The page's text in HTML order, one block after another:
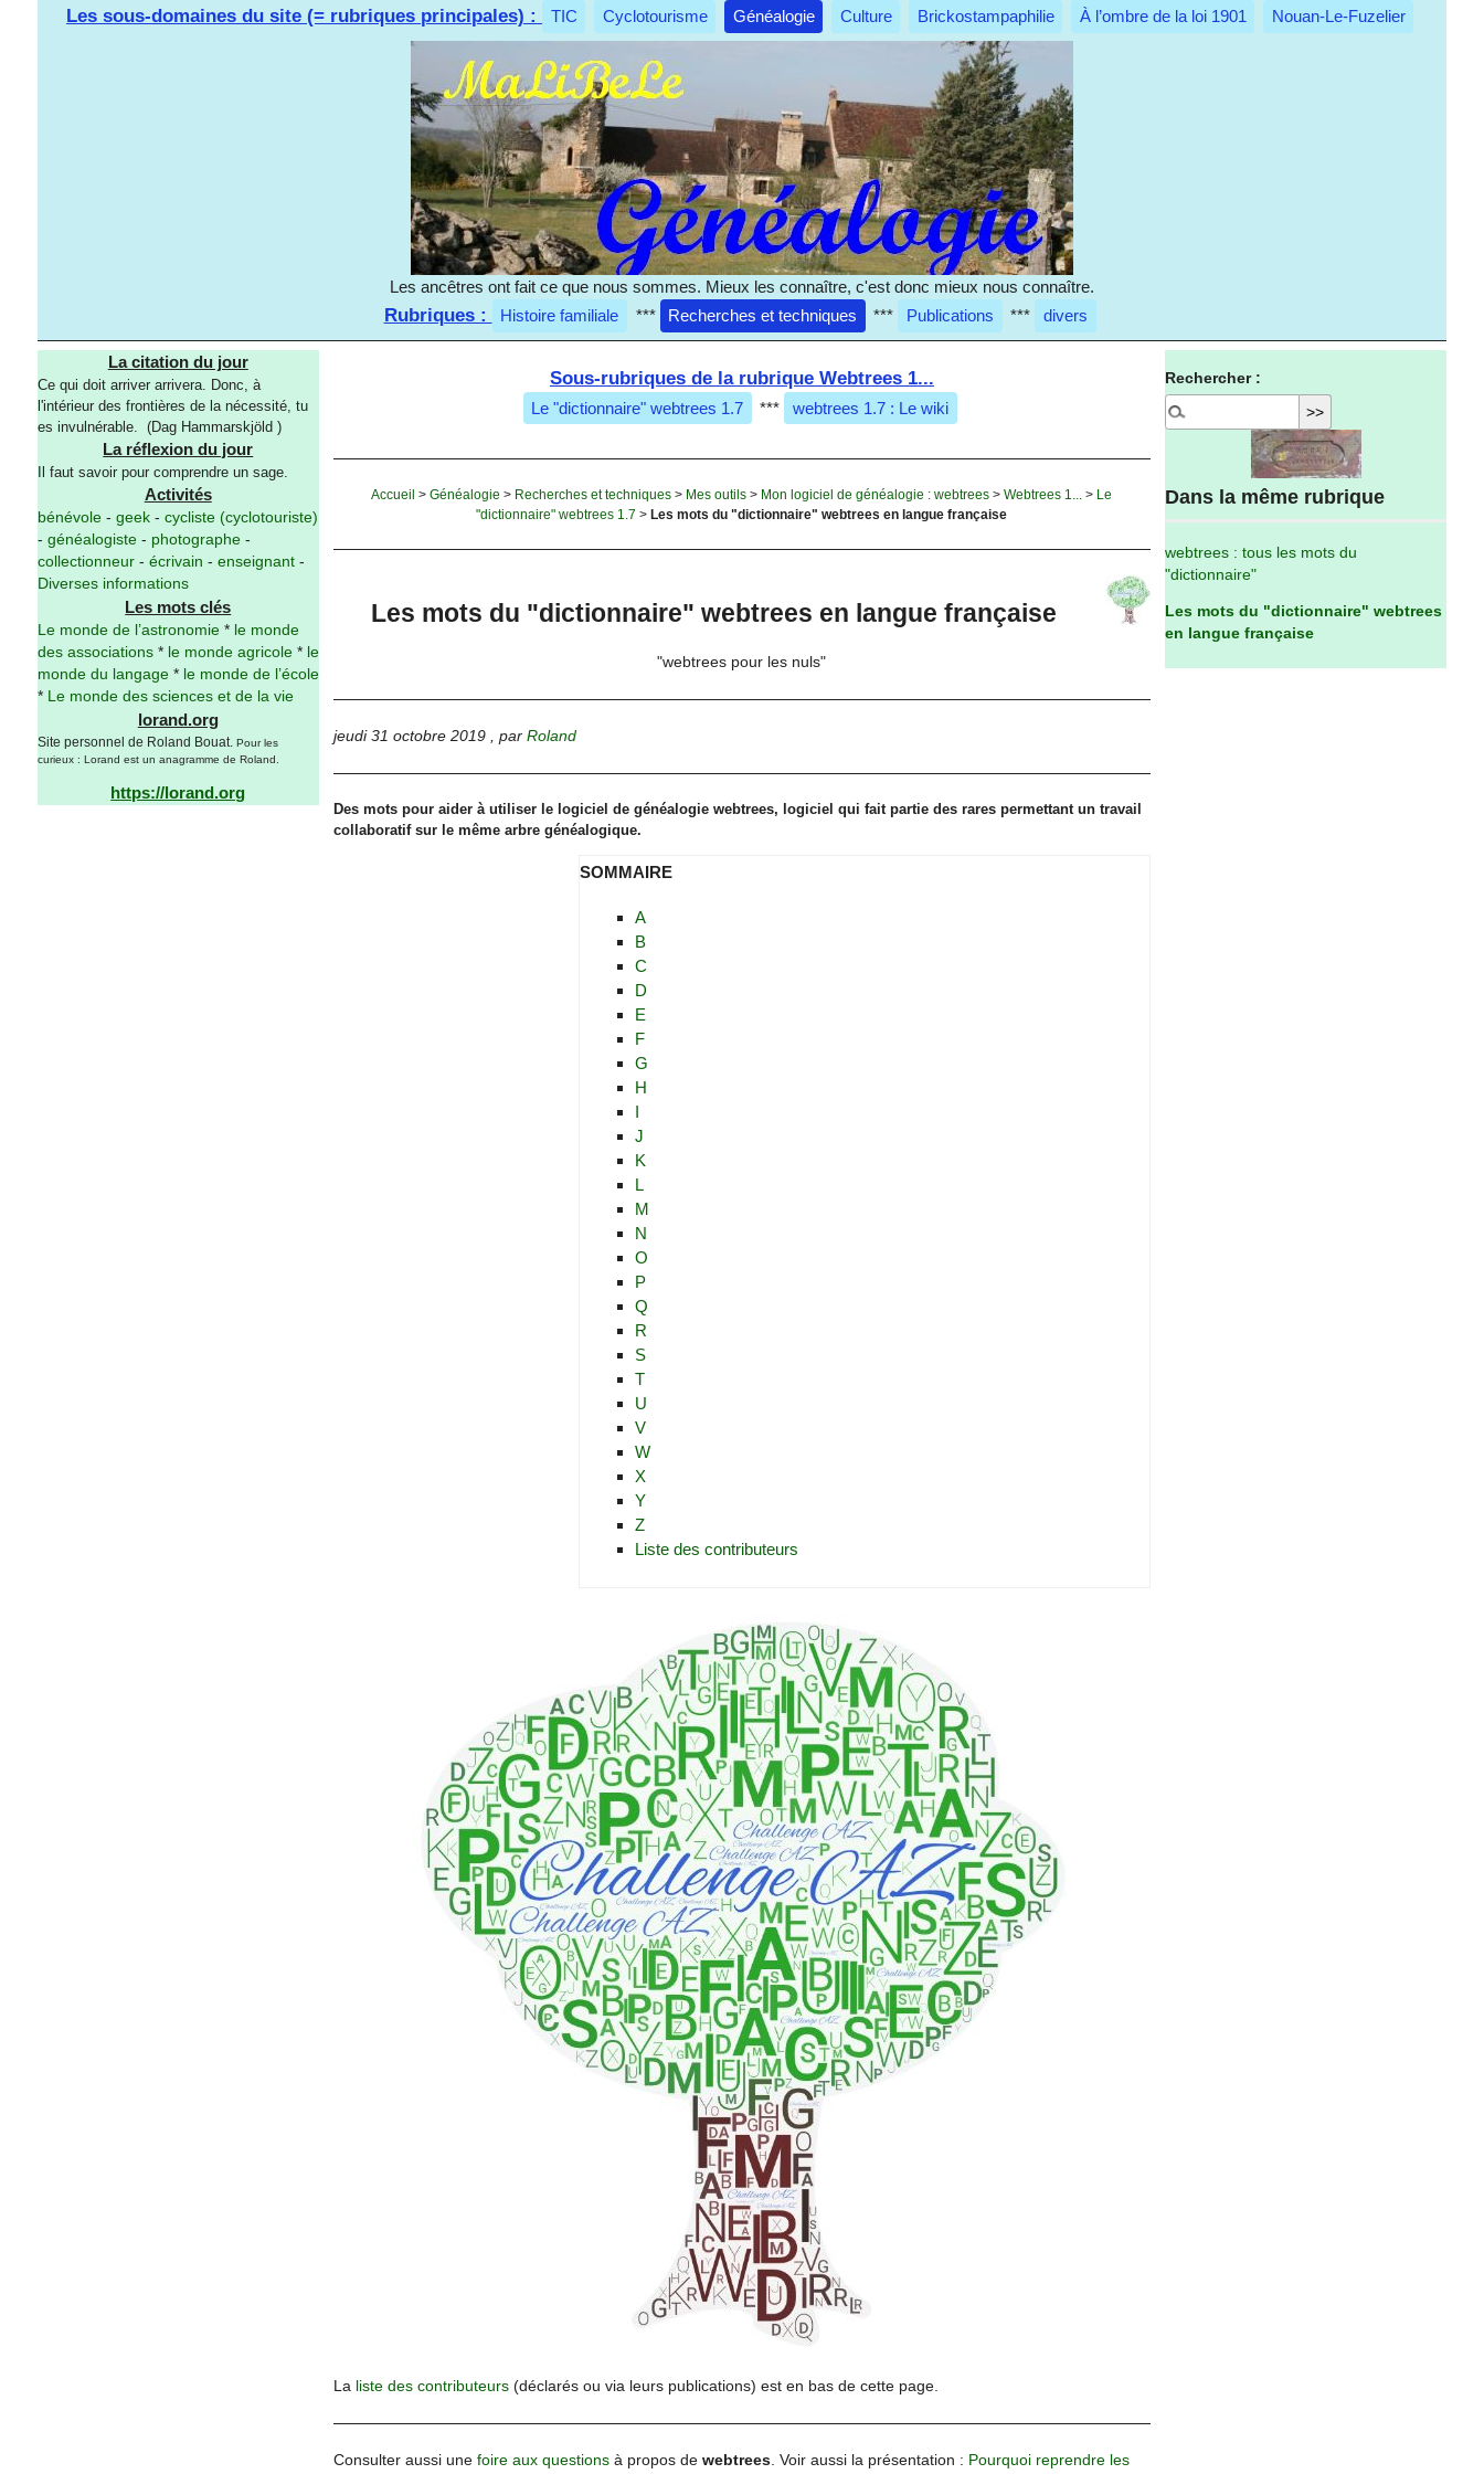
Les sous-domaines du site (= rubriques principales) : TIC Cyclotourisme Généalogie Culture Brickostampaphilie À l’ombre de la loi 1901 Nouan-Le-Fuzelier
Les ancêtres ont fait ce que nous sommes. Mieux les connaître, c'est donc mieux nous connaître.
Rubriques : Histoire familiale *** Recherches et techniques *** Publications *** divers
La citation du jour
Ce qui doit arriver arrivera. Donc, à
l'intérieur des frontières de la nécessité, tu
es invulnérable. (Dag Hammarskjöld )
La réflexion du jour
Il faut savoir pour comprendre un sage.
Activités
bénévole- geek- cycliste (cyclotouriste)
- généalogiste- photographe-
collectionneur- écrivain - enseignant-
Diverses informations
Les mots clés
Le monde de l’astronomie* le monde
des associations* le monde agricole* le
monde du langage* le monde de l’école
*
Le monde des sciences et de la vie
lorand.org
Site personnel de Roland Bouat. Pour les
curieux : Lorand est un anagramme de Roland.
https://lorand.org
Sous-rubriques de la rubrique Webtrees 1...
Le "dictionnaire" webtrees 1.7 *** webtrees 1.7 : Le wiki
Accueil >Généalogie > Recherches et techniques > Mes outils > Mon logiciel de généalogie : webtrees >Webtrees 1... > Le
"dictionnaire" webtrees 1.7 >Les mots du "dictionnaire" webtrees en langue française
Les mots du "dictionnaire" webtrees en langue française
"webtrees pour les nuls"
jeudi 31 octobre 2019 par Roland
Des mots pour aider à utiliser le logiciel de généalogie webtrees, logiciel qui fait partie des rares permettant un travail
collaboratif sur le même arbre généalogique.
SOMMAIRE
A
B
C
D
E
F
G
H
J
K
L
M
N
O
P
Q
R
S
T
U
V
W
X
Y
Z
Liste des contributeurs
La liste des contributeurs(déclarés ou via leurs publications) est en bas de cette page.
Consulter aussi une foire aux questionsà propos de webtrees. Voir aussi la présentation : Pourquoi reprendre les
Rechercher :
Dans la même rubrique
webtrees : tous les mots du
"dictionnaire"
Les mots du "dictionnaire" webtrees
en langue française